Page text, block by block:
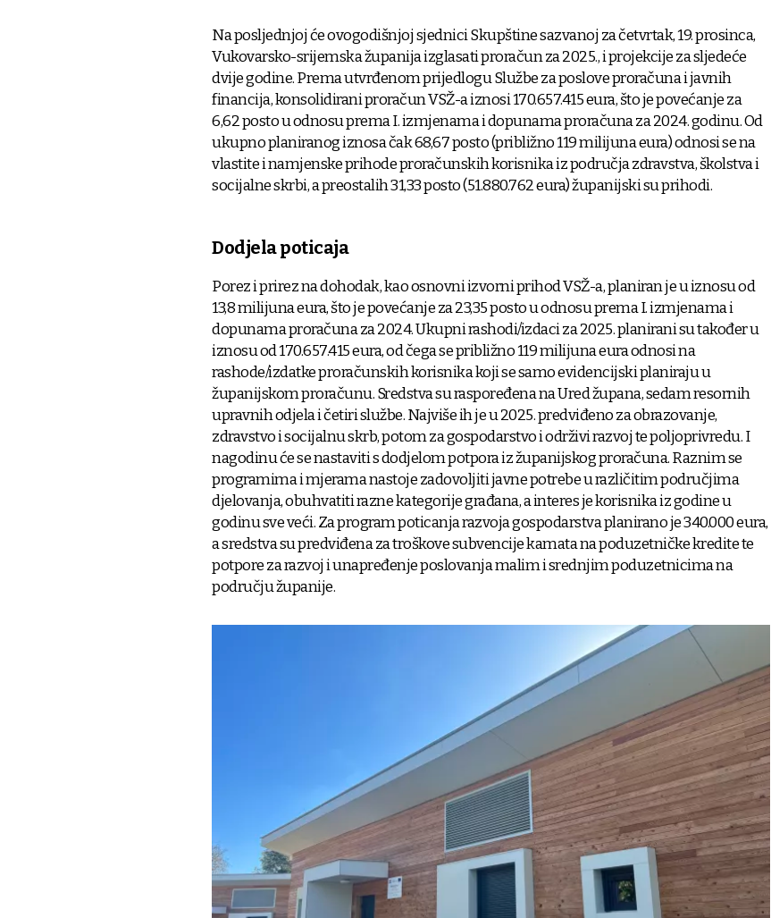
Na posljednjoj će ovogodišnjoj sjednici Skupštine sazvanoj za četvrtak, 19. prosinca,
Vukovarsko-srijemska županija izglasati proračun za 2025., i projekcije za sljedeće
dvije godine. Prema utvrđenom prijedlogu Službe za poslove proračuna i javnih
financija, konsolidirani proračun VSŽ-a iznosi 170.657.415 eura, što je povećanje za
6,62 posto u odnosu prema I. izmjenama i dopunama proračuna za 2024. godinu. Od
ukupno planiranog iznosa čak 68,67 posto (približno 119 milijuna eura) odnosi se na
vlastite i namjenske prihode proračunskih korisnika iz područja zdravstva, školstva i
socijalne skrbi, a preostalih 31,33 posto (51.880.762 eura) županijski su prihodi.
Dodjela poticaja
Porez i prirez na dohodak, kao osnovni izvorni prihod VSŽ-a, planiran je u iznosu od
13,8 milijuna eura, što je povećanje za 23,35 posto u odnosu prema I. izmjenama i
dopunama proračuna za 2024. Ukupni rashodi/izdaci za 2025. planirani su također u
iznosu od 170.657.415 eura, od čega se približno 119 milijuna eura odnosi na
rashode/izdatke proračunskih korisnika koji se samo evidencijski planiraju u
županijskom proračunu. Sredstva su raspoređena na Ured župana, sedam resornih
upravnih odjela i četiri službe. Najviše ih je u 2025. predviđeno za obrazovanje,
zdravstvo i socijalnu skrb, potom za gospodarstvo i održivi razvoj te poljoprivredu. I
nagodinu će se nastaviti s dodjelom potpora iz županijskog proračuna. Raznim se
programima i mjerama nastoje zadovoljiti javne potrebe u različitim područjima
djelovanja, obuhvatiti razne kategorije građana, a interes je korisnika iz godine u
godinu sve veći. Za program poticanja razvoja gospodarstva planirano je 340.000 eura,
a sredstva su predviđena za troškove subvencije kamata na poduzetničke kredite te
potpore za razvoj i unapređenje poslovanja malim i srednjim poduzetnicima na
području županije.